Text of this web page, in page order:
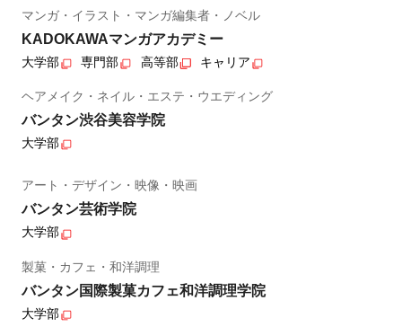
マンガ・イラスト・マンガ編集者・ノベル
KADOKAWAマンガアカデミー
大学部 専門部 高等部 キャリア
ヘアメイク・ネイル・エステ・ウエディング
バンタン渋谷美容学院
大学部
アート・デザイン・映像・映画
バンタン芸術学院
大学部
製菓・カフェ・和洋調理
バンタン国際製菓カフェ和洋調理学院
大学部